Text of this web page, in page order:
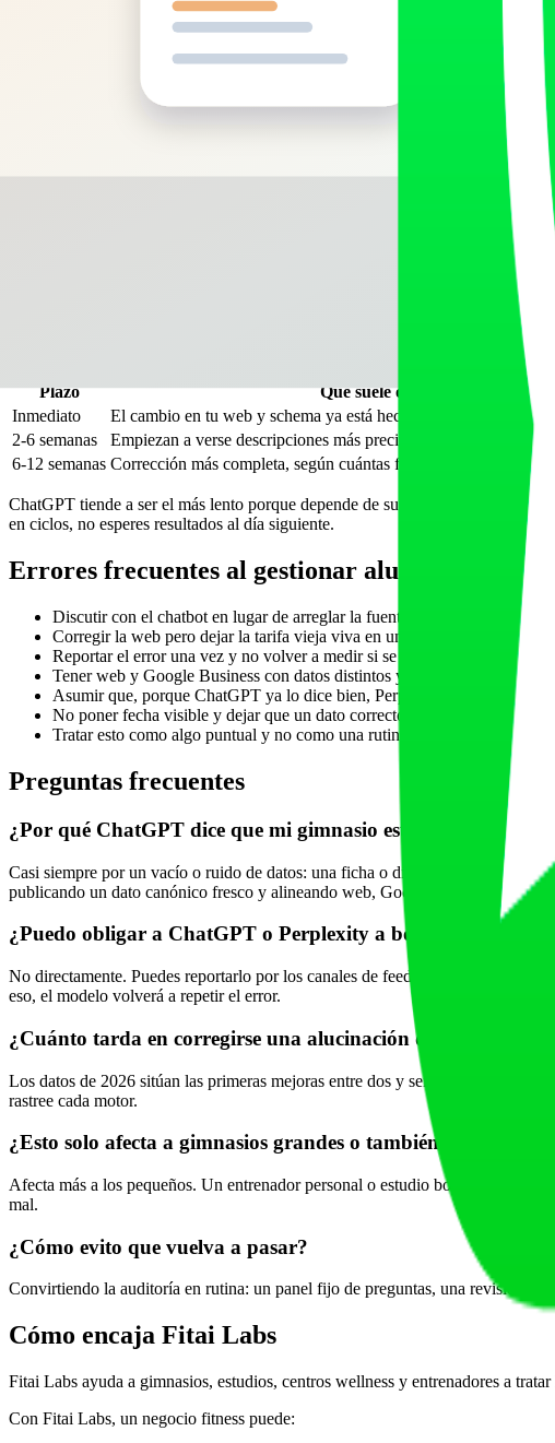
Paso 4: usar los canales de feedback de cada
Como complemento —nunca como solución principal— los motores tienen
Pulgar abajo y reporte de respuesta con el dato correcto
Reporte sobre la respuesta y revisión de fuentes citadas
Feedback de la respuesta y Google Business Profile
Reportar sin arreglar la fuente es vaciar el mar con un cubo: el modelo volverá
Esta es la pregunta que más ansiedad genera. Los datos de 2026 sobre
Plazo
Qué suele ocurrir
Inmediato
El cambio en tu web y schema ya está hecho, pero la IA aún no
2-6 semanas
Empiezan a verse descripciones más precisas en los motores que
6-12 semanas Corrección más completa, según cuántas fuentes erróneas existan
ChatGPT tiende a ser el más lento porque depende de su rastreo y del índice
en ciclos, no esperes resultados al día siguiente.
Errores frecuentes al gestionar alucinaciones de
Discutir con el chatbot en lugar de arreglar la fuente que cita.
Corregir la web pero dejar la tarifa vieja viva en un post antiguo o un
Reportar el error una vez y no volver a medir si se ha resuelto.
Tener web y Google Business con datos distintos y esperar que la IA
Asumir que, porque ChatGPT ya lo dice bien, Perplexity y Gemini
No poner fecha visible y dejar que un dato correcto parezca obsoleto.
Tratar esto como algo puntual y no como una rutina de monitorización.
Preguntas frecuentes
¿Por qué ChatGPT dice que mi gimnasio está cerrado si sigo
Casi siempre por un vacío o ruido de datos: una ficha o directorio sin
publicando un dato canónico fresco y alineando web, Google Business y
¿Puedo obligar a ChatGPT o Perplexity a borrar un dato
No directamente. Puedes reportarlo por los canales de feedback, pero la
eso, el modelo volverá a repetir el error.
¿Cuánto tarda en corregirse una alucinación de marca?
Los datos de 2026 sitúan las primeras mejoras entre dos y seis semanas tras
rastree cada motor.
¿Esto solo afecta a gimnasios grandes o también a
Afecta más a los pequeños. Un entrenador personal o estudio boutique suele
mal.
¿Cómo evito que vuelva a pasar?
Convirtiendo la auditoría en rutina: un panel fijo de preguntas, una revisión
Cómo encaja Fitai Labs
Fitai Labs ayuda a gimnasios, estudios, centros wellness y entrenadores a
Con Fitai Labs, un negocio fitness puede: